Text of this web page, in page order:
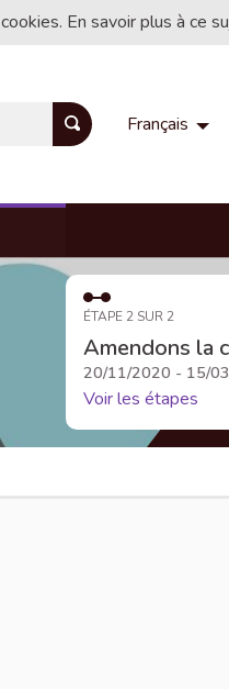
En savoir plus à ce
Français
ÉTAPE 2 SUR 2
Amendons la
20/11/2020 - 15/
Voir les étapes